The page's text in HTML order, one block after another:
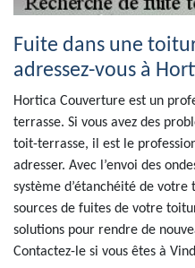
Fuite dans une
adressez-vous à
Hortica Couverture est un
terrasse. Si vous avez des
toit-terrasse, il est le
adresser. Avec l’envoi des
système d’étanchéité de
sources de fuites de votre
solutions pour rendre de
Contactez-le si vous êtes à